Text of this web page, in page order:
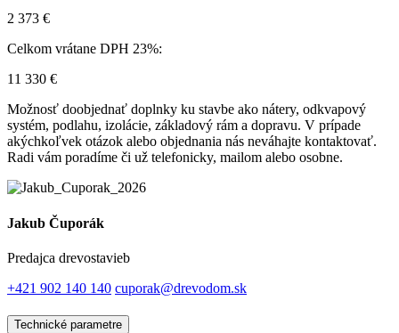
2 373 €
Celkom vrátane DPH 23%:
11 330 €
Možnosť doobjednať doplnky ku stavbe ako nátery, odkvapový
systém, podlahu, izolácie, základový rám a dopravu. V prípade
akýchkoľvek otázok alebo objednania nás neváhajte kontaktovať.
Radi vám poradíme či už telefonicky, mailom alebo osobne.
Jakub Čuporák
Predajca drevostavieb
+421 902 140 140 cuporak@drevodom.sk
Technické parametre